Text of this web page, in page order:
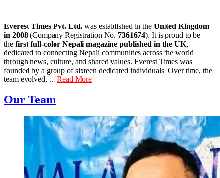
Everest Times Pvt. Ltd. was established in the United Kingdom
in 2008 (Company Registration No. 7361674). It is proud to be
the first full-color Nepali magazine published in the UK,
dedicated to connecting Nepali communities across the world
through news, culture, and shared values. Everest Times was
founded by a group of sixteen dedicated individuals. Over time, the
team evolved, .. Read More
Our Team